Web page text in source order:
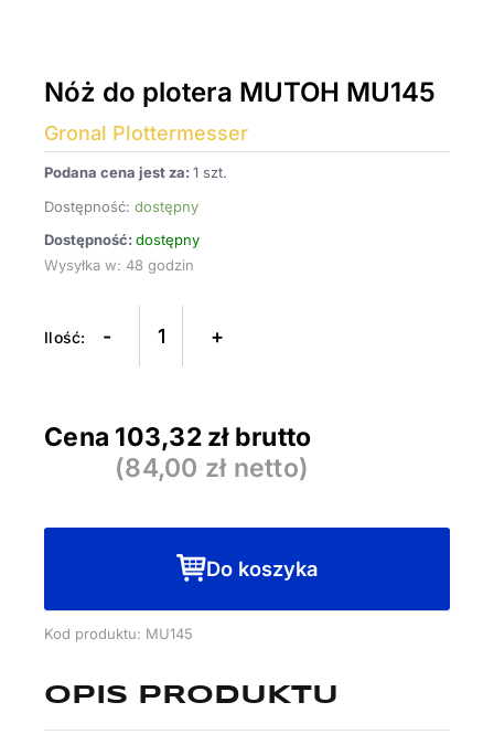
Nóż do plotera MUTOH MU145
Gronal Plottermesser
Podana cena jest za: 1 szt.
Dostępność: dostępny
Dostępność: dostępny
Wysyłka w: 48 godzin
-
MU145
+
Cena 103,32zł brutto
(84,00 zł netto)
Do koszyka
Kod produktu: MU145
OPIS PRODUKTU